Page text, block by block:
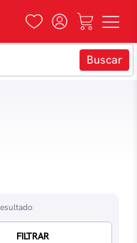
FILTRAR